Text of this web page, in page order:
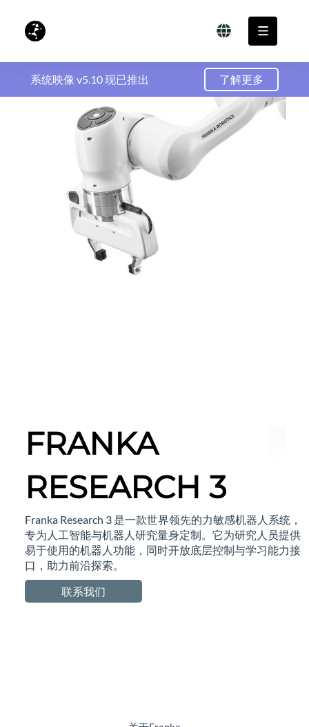
系统映像 v5.10 现已推出 了解更多
FRANKA
RESEARCH 3
Franka Research 3 是一款世界领先的力敏感机器人系统，
专为人工智能与机器人研究量身定制。它为研究人员提供
易于使用的机器人功能，同时开放底层控制与学习能力接
口，助力前沿探索。
联系我们